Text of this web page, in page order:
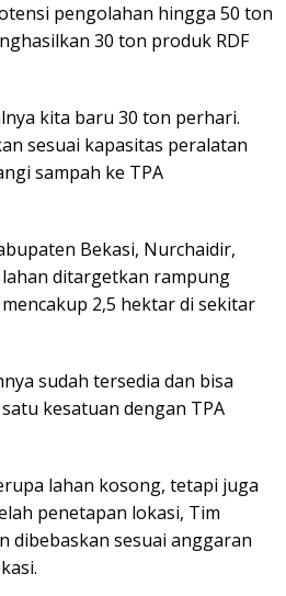
pengolahan hingga 50 ton
30 ton produk RDF
kita baru 30 ton perhari.
sesuai kapasitas peralatan
sampah ke TPA
Bekasi, Nurchaidir,
ditargetkan rampung
2,5 hektar di sekitar
sudah tersedia dan bisa
kesatuan dengan TPA
lahan kosong, tetapi juga
penetapan lokasi, Tim
dibebaskan sesuai anggaran